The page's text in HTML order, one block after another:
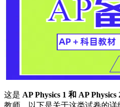
这是 AP Physics 1 和 AP Physics
教师。以下是关于这类试卷的详